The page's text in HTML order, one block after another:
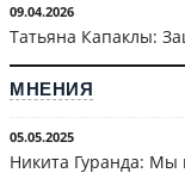
09.04.2026
Татьяна Капаклы:
МНЕНИЯ
05.05.2025
Никита Гуранда: Мы